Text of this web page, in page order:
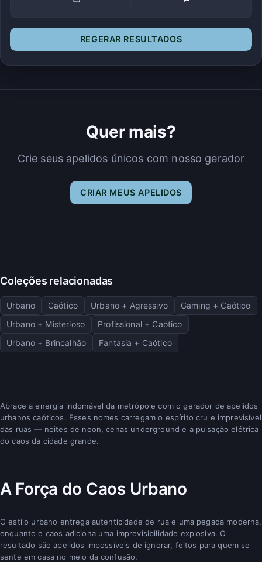
REGERAR RESULTADOS
Quer mais?
Crie seus apelidos únicos com nosso gerador
CRIAR MEUS APELIDOS
Coleções relacionadas
Urbano Caótico Urbano + Agressivo
Gaming + Caótico
Urbano + Misterioso
Profissional + Caótico
Urbano + Brincalhão
Fantasia + Caótico
Abrace a energia indomável da metrópole com o gerador de apelidos
urbanos caóticos. Esses nomes carregam o espírito cru e imprevisível
das ruas — noites de neon, cenas underground e a pulsação elétrica
do caos da cidade grande.
A Força do Caos Urbano
O estilo urbano entrega autenticidade de rua e uma pegada moderna,
enquanto o caos adiciona uma imprevisibilidade explosiva. O
resultado são apelidos impossíveis de ignorar, feitos para quem se
sente em casa no meio da confusão.